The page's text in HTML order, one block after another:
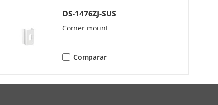
DS-1476ZJ-SUS
Corner mount
Comparar